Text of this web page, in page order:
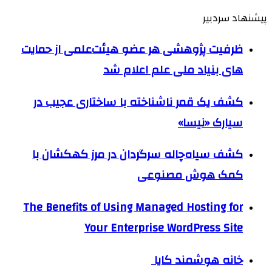
پیشنهاد سردبیر
ظرفیت پژوهشی هر عضو هیئت‌علمی از حمایت
های بنیاد ملی علم اعلام شد
کشف یک قمر ناشناخته با ساختاری عجیب در
سیارک «نیسا»
کشف سیاه‌چاله سرگردان در مرز کهکشان با
کمک هوش مصنوعی
The Benefits of Using Managed Hosting for
Your Enterprise WordPress Site
خانه هوشمند کایا